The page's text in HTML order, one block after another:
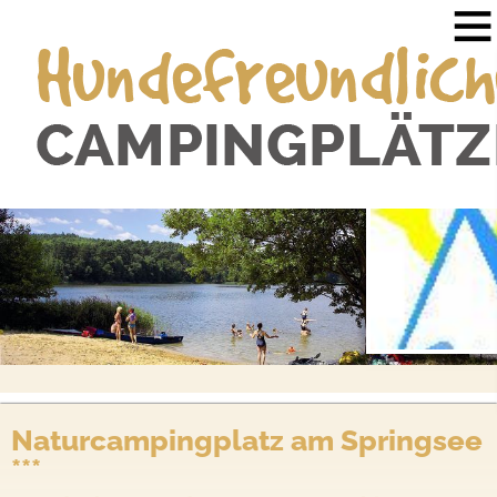
Naturcampingplatz am Springsee
***